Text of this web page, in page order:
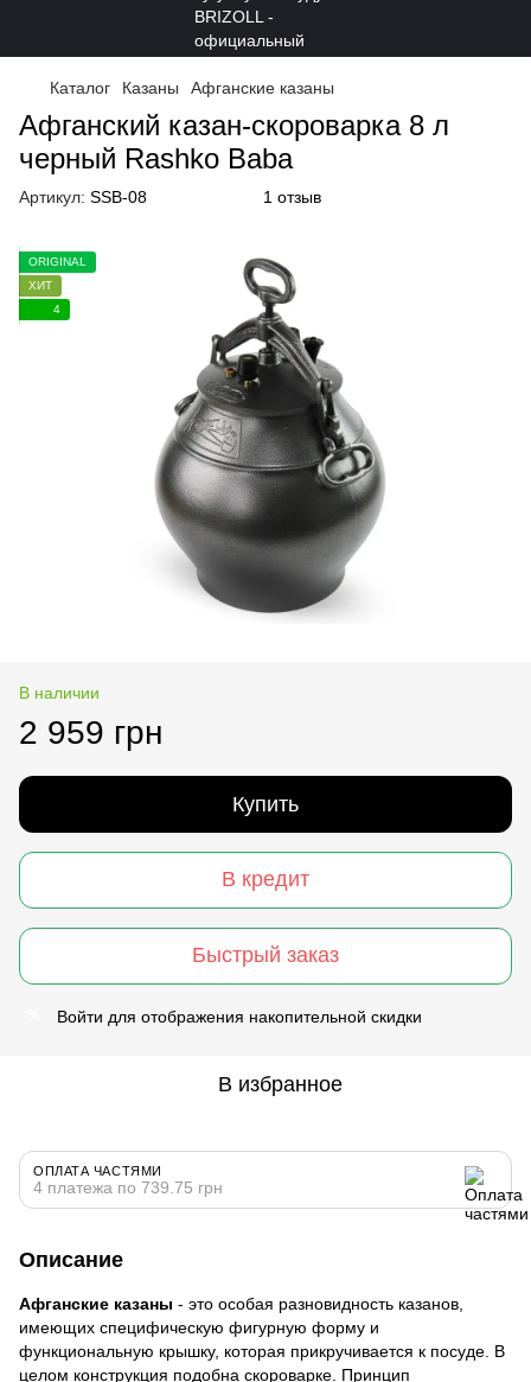
Каталог Казаны Афганские казаны
Афганский казан-скороварка 8 л
черный Rashko Baba
Артикул: SSB-08 1 отзыв
ORIGINAL
ХИТ
4
В наличии
2 959 грн
Купить
В кредит
Быстрый заказ
Войти для отображения накопительной скидки
В избранное
ОПЛАТА ЧАСТЯМИ
4 платежа по 739.75 грн
Описание
Афганские казаны - это особая разновидность казанов,
имеющих специфическую фигурную форму и
функциональную крышку, которая прикручивается к посуде. В
целом конструкция подобна скороварке. Принцип